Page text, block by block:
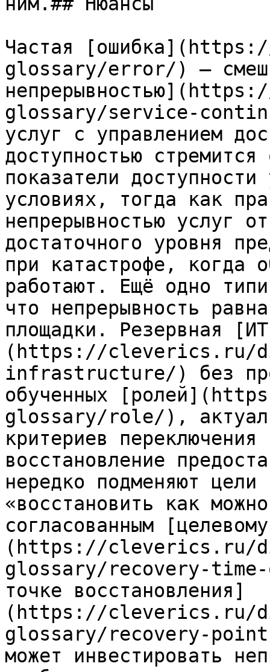
Частая
glossary/error/) —
glossary/service-
услуг с управлением
доступностью стремится
показатели
условиях, тогда как
непрерывностью услуг
достаточного уровня
при катастрофе, когда
работают. Ещё одно
что непрерывность
площадки. Резервная
(https://cleverics.ru/
infrastructure/) без
обученных
glossary/role/),
критериев
восстановление
нередко подменяют цели
«восстановить как
согласованным
(https://cleverics.ru/
glossary/recovery-
точке восстановления]
(https://cleverics.ru/
glossary/recovery-
может инвестировать